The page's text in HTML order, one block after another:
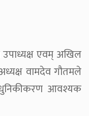
एवम् अखिल
वामदेव गौतमले
आवश्यक